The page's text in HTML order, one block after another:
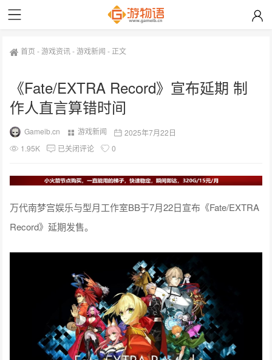
首页 -游戏资讯-游戏新闻 - 正文
《Fate/EXTRA Record》宣布延期 制
作人直言算错时间
Gameib.cn 游戏新闻
2025年7月22日
1.95K
已关闭评论 0
万代南梦宫娱乐与型月工作室BB于7月22日宣布《Fate/EXTRA
Record》延期发售。